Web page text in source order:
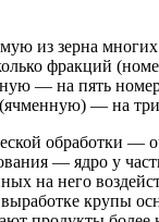
из зерна
фракций
— на пять
— на
обработки —
— ядро у
на него
крупы